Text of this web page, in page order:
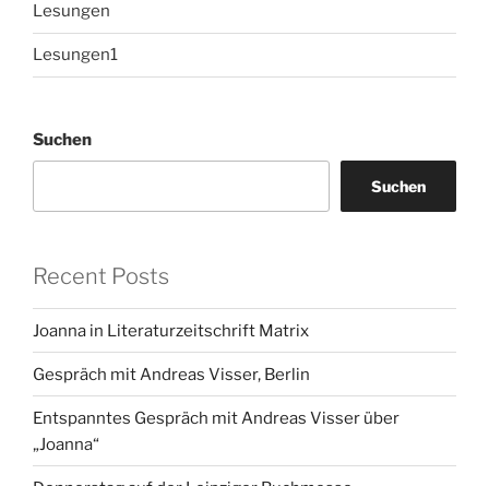
Lesungen
Lesungen1
Suchen
Suchen
Recent Posts
Joanna in Literaturzeitschrift Matrix
Gespräch mit Andreas Visser, Berlin
Entspanntes Gespräch mit Andreas Visser über
„Joanna“